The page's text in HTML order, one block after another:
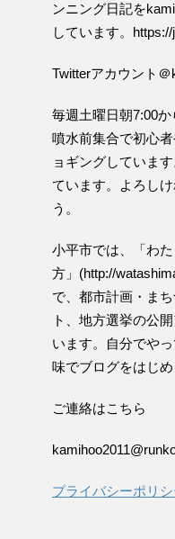
ンニング日記を
しています。
Twitterアカウント＠
毎週土曜日朝7:00
噴水前集合で初心
ョギングしていま
ています。よろし
う。
小平市では、「わ
方」(http://
で、都市計画・ま
ト、地方選挙の公
います。自分でや
味でブログをはじめ
ご連絡はこちら
プライバシーポリシ